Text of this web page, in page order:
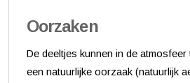
Oorzaken
De deeltjes kunnen in de
een natuurlijke oorzaak (natuurlijk